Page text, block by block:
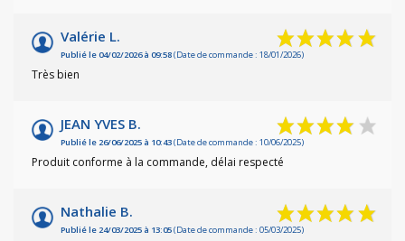
Valérie L.
Publié le 04/02/2026 à 09:58(Date de commande : 18/01/2026)
Très bien
JEAN YVES B.
Publié le 26/06/2025 à 10:43(Date de commande : 10/06/2025)
Produit conforme à la commande, délai respecté
Nathalie B.
Publié le 24/03/2025 à 13:05(Date de commande : 05/03/2025)